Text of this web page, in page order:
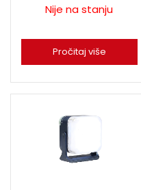
Nije na stanju
Pročitaj više